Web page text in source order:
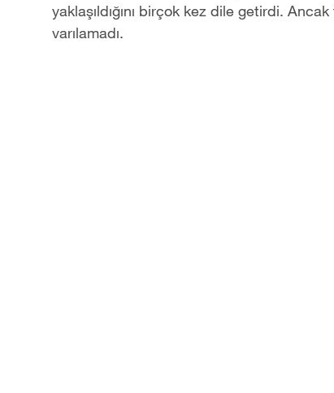
yaklaşıldığını birçok kez dile getirdi.
varılamadı.